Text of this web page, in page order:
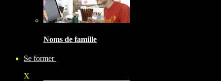
Noms de famille
Se former
X